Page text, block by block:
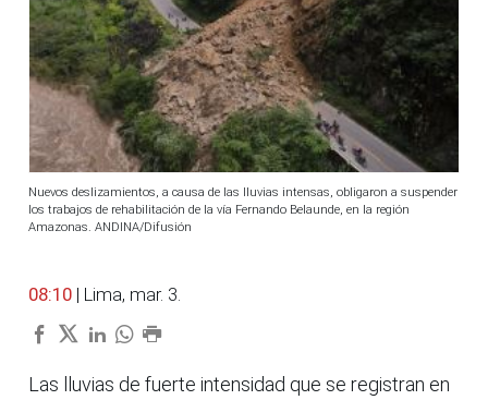
Nuevos deslizamientos, a causa de las lluvias intensas, obligaron a suspender
los trabajos de rehabilitación de la vía Fernando Belaunde, en la región
Amazonas. ANDINA/Difusión
08:10 | Lima, mar. 3.
Las lluvias de fuerte intensidad que se registran en